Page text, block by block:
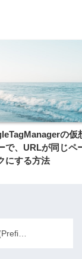
の仮
で、URLが同じペ
にする方法